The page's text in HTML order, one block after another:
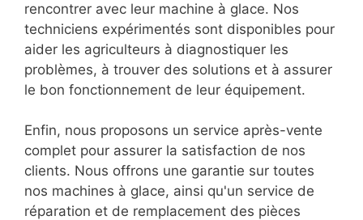
rencontrer avec leur machine à glace. Nos
techniciens expérimentés sont disponibles pour
aider les agriculteurs à diagnostiquer les
problèmes, à trouver des solutions et à assurer
le bon fonctionnement de leur équipement.
Enfin, nous proposons un service après-vente
complet pour assurer la satisfaction de nos
clients. Nous offrons une garantie sur toutes
nos machines à glace, ainsi qu'un service de
réparation et de remplacement des pièces